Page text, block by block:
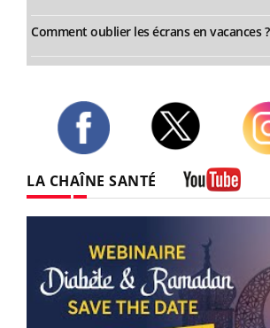
Comment oublier les écrans en vacances ?